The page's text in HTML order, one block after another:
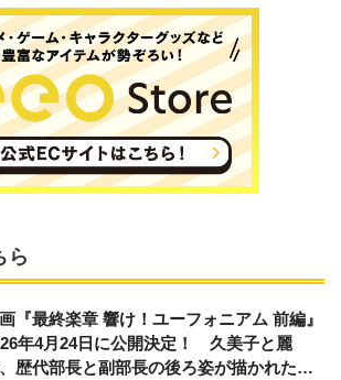
ら
『最終楽章 響け！ユーフォニアム 前編』
年4月24日に公開決定！ 久美子と麗
歴代部長と副部長の後ろ姿が描かれた第1